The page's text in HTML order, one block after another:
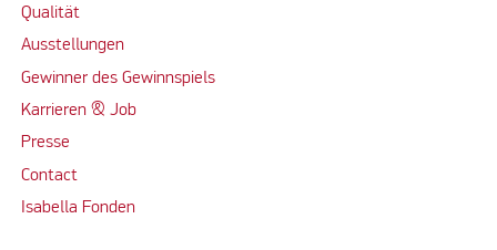
Qualität
Ausstellungen
Gewinner des Gewinnspiels
Karrieren & Job
Presse
Contact
Isabella Fonden